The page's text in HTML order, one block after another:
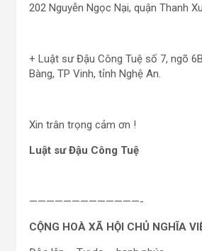
202 Nguyễn Ngọc Nại, quận Thanh
+ Luật sư Đậu Công Tuệ số 7, ngõ
Bàng, TP Vinh, tỉnh Nghệ An.
Xin trân trọng cảm ơn !
Luật sư Đậu Công Tuệ
—————————————-
CỘNG HOÀ XÃ HỘI CHỦ NGHĨA